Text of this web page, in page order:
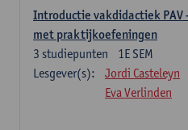
Introductie vakdidactiek PAV
met praktijkoefeningen
1E SEM
3 studiepunten
Lesgever(s):
Jordi Casteleyn
Eva Verlinden